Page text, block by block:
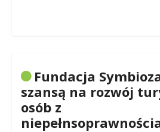
Fundacja
szansą na rozwój
osób z